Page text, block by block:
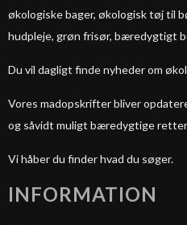
økologiske bager, økologisk tøj til
hudpleje, grøn frisør, bæredygtigt
Du vil dagligt finde nyheder om
Vores madopskrifter bliver
og såvidt muligt bæredygtige
Vi håber du finder hvad du søger.
INFORMATION